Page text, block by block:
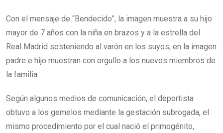
Con el mensaje de “Bendecido”, la imagen muestra a su hijo
mayor de 7 años con la niña en brazos y a la estrella del
Real Madrid sosteniendo al varón en los suyos, en la imagen
padre e hijo muestran con orgullo a los nuevos miembros de
la familia.
Según algunos medios de comunicación, el deportista
obtuvo a los gemelos mediante la gestación subrogada, el
mismo procedimiento por el cual nació el primogénito,